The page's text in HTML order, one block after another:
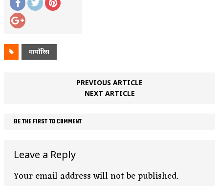
मार्मोरिस
PREVIOUS ARTICLE
NEXT ARTICLE
BE THE FIRST TO COMMENT
Leave a Reply
Your email address will not be published.